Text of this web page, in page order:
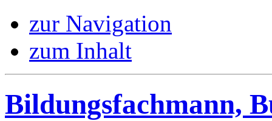
zur Navigation
zum Inhalt
Bildungsfachmann,